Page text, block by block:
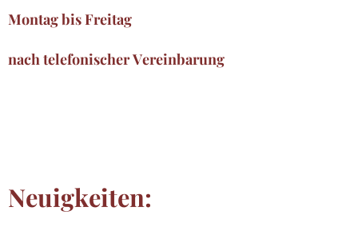
Montag bis Freitag
nach telefonischer Vereinbarung
Neuigkeiten: